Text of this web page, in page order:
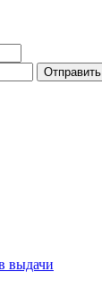
выдачи